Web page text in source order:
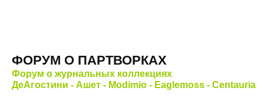
ФОРУМ О ПАРТВОРКАХ
Форум о журнальных коллекциях
ДеАгостини - Ашет - Modimio - Eaglemoss - Centauria